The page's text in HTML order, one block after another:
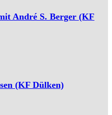
André S. Berger (KF
(KF Dülken)